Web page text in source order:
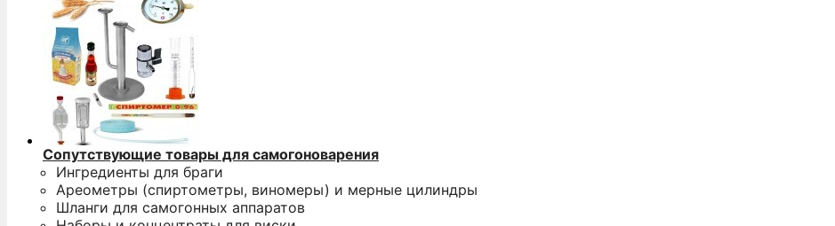
Сопутствующие товары для самогоноварения
Ингредиенты для браги
Ареометры (спиртометры, виномеры) и мерные цилиндры
Шланги для самогонных аппаратов